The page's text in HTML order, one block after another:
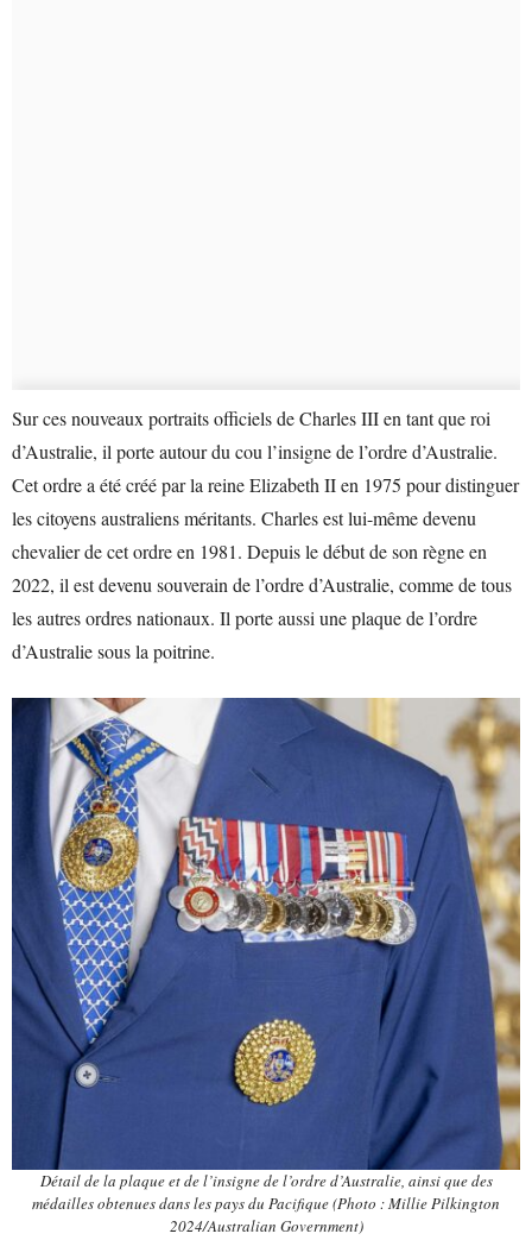
Sur ces nouveaux portraits officiels de Charles III en tant que roi
d’Australie, il porte autour du cou l’insigne de l’ordre d’Australie.
Cet ordre a été créé par la reine Elizabeth II en 1975 pour distinguer
les citoyens australiens méritants. Charles est lui-même devenu
chevalier de cet ordre en 1981. Depuis le début de son règne en
2022, il est devenu souverain de l’ordre d’Australie, comme de tous
les autres ordres nationaux. Il porte aussi une plaque de l’ordre
d’Australie sous la poitrine.
Détail de la plaque et de l’insigne de l’ordre d’Australie, ainsi que des
médailles obtenues dans les pays du Pacifique (Photo : Millie Pilkington
2024/Australian Government)